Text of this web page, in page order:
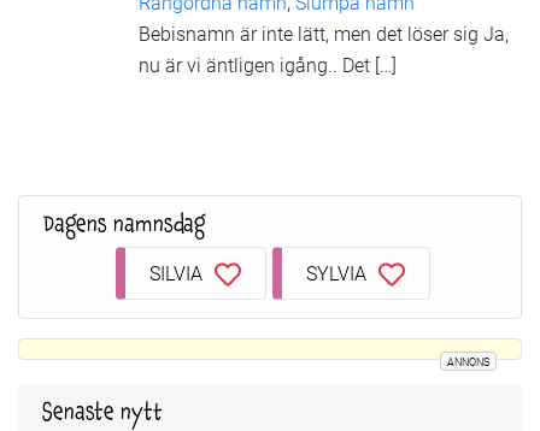
Bebisnamn är inte lätt, men det löser sig Ja,
nu är vi äntligen igång.. Det […]
Dagens namnsdag
SILVIA SYLVIA
ANNONS
Senaste nytt